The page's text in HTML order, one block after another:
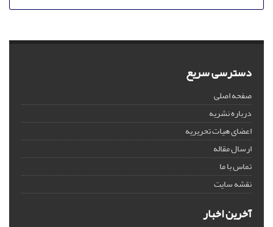
دسترسی سریع
صفحه اصلی
درباره نشریه
اعضای هیات تحریریه
ارسال مقاله
تماس با ما
نقشه سایت
آخرین اخبار